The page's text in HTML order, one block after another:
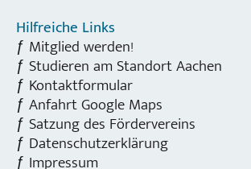
Hilfreiche Links
Mitglied werden!
Studieren am Standort Aachen
Kontaktformular
Anfahrt Google Maps
Satzung des Fördervereins
Datenschutzerklärung
Impressum